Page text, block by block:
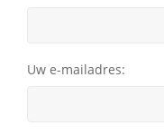
Uw e-mailadres: